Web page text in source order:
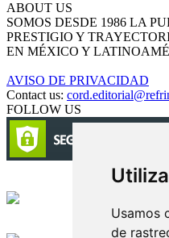
Usamos
de
ABOUT US
SOMOS DESDE 1986 LA
PRESTIGIO Y
EN MÉXICO Y
AVISO DE PRIVACIDAD
Contact us:
FOLLOW US
Circulación certificada